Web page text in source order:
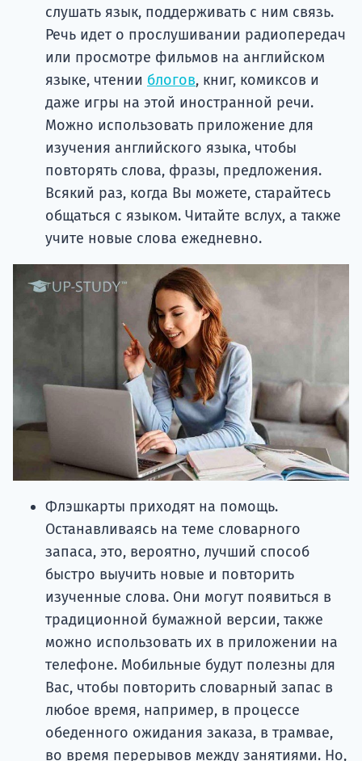
слушать язык, поддерживать с ним связь.
Речь идет о прослушивании радиопередач
или просмотре фильмов на английском
языке, чтении блогов, книг, комиксов и
даже игры на этой иностранной речи.
Можно использовать приложение для
изучения английского языка, чтобы
повторять слова, фразы, предложения.
Всякий раз, когда Вы можете, старайтесь
общаться с языком. Читайте вслух, а также
учите новые слова ежедневно.
Флэшкарты приходят на помощь.
Останавливаясь на теме словарного
запаса, это, вероятно, лучший способ
быстро выучить новые и повторить
изученные слова. Они могут появиться в
традиционной бумажной версии, также
можно использовать их в приложении на
телефоне. Мобильные будут полезны для
Вас, чтобы повторить словарный запас в
любое время, например, в процессе
обеденного ожидания заказа, в трамвае,
во время перерывов между занятиями. Но,